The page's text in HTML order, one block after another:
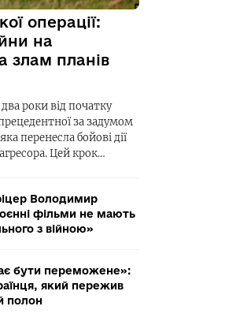
операції:
на
злам планів
роки від початку
за задумом
перенесла бойові дії
Цей крок…
Володимир
фільми не мають
з війною»
бути переможене»:
який пережив
полон